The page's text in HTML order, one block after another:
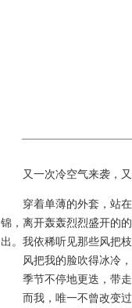
又一次冷空气来袭，又
穿着单薄的外套，站在
锦，离开轰轰烈烈盛开的
出。我依稀听见那些风把
风把我的脸吹得冰冷，
季节不停地更迭，带走
而我，唯一不曾改变过